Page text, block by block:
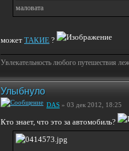
маловата
может ТАКИЕ ?
Увлекательность любого путешествия
Улыбнуло
DAS » 03 дек 2012, 18:25
Кто знает, что это за автомобиль?